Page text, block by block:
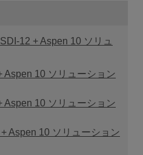
12 + Aspen 10 ソリュ
Aspen 10 ソリューション
Aspen 10 ソリューション
Aspen 10 ソリューション